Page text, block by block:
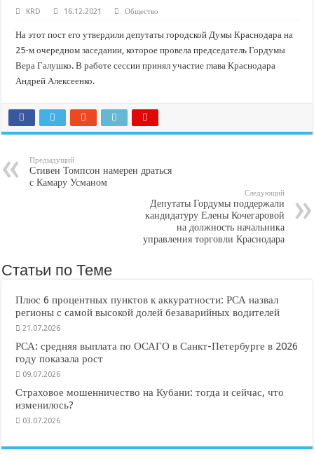
В городах и районах Кубани отметили День России
Стартовал прием заявок на 20-й юбилейный молодежный форум «Регион 93»
KRD 16.12.2021 Общество
На этот пост его утвердили депутаты городской Думы Краснодара на
25-м очередном заседании, которое провела председатель Гордумы
Вера Галушко. В работе сессии принял участие глава Краснодара
Андрей Алексеенко.
Предыдущий
Стивен Томпсон намерен драться
с Камару Усманом
Следующий
Депутаты Гордумы поддержали
кандидатуру Елены Кочегаровой
на должность начальника
управления торговли Краснодара
Статьи по Теме
Плюс 6 процентных пунктов к аккуратности: РСА назвал
регионы с самой высокой долей безаварийных водителей
21.07.2026
РСА: средняя выплата по ОСАГО в Санкт-Петербурге в 2026
году показала рост
09.07.2026
Страховое мошенничество на Кубани: тогда и сейчас, что
изменилось?
03.07.2026